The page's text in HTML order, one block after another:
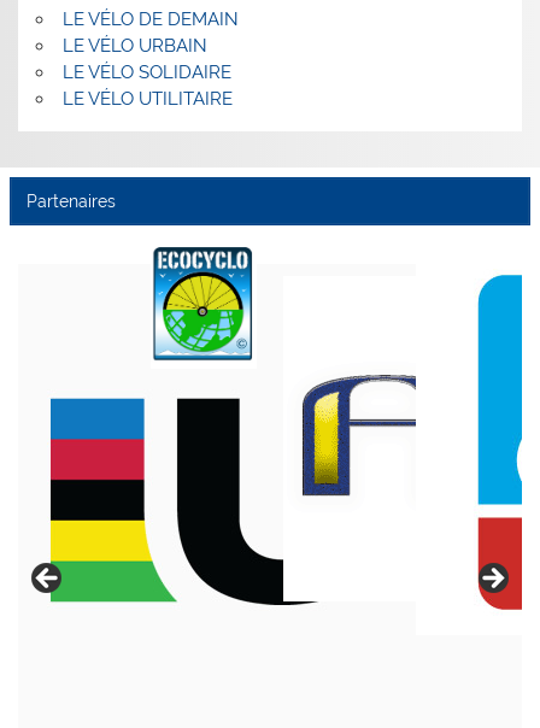
LE VÉLO DE DEMAIN
LE VÉLO URBAIN
LE VÉLO SOLIDAIRE
LE VÉLO UTILITAIRE
Partenaires